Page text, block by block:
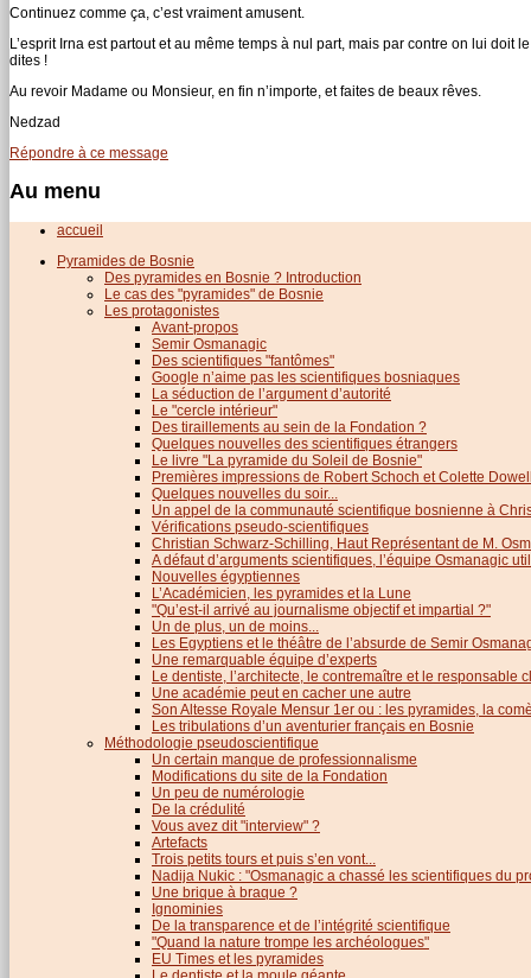
Continuez comme ça, c’est vraiment amusent.
L’esprit Irna est partout et au même temps à nul part, mais par contre on lui
dites !
Au revoir Madame ou Monsieur, en fin n’importe, et faites de beaux rêves.
Nedzad
Répondre à ce message
Au menu
accueil
Pyramides de Bosnie
Des pyramides en Bosnie ? Introduction
Le cas des "pyramides" de Bosnie
Les protagonistes
Avant-propos
Semir Osmanagic
Des scientifiques "fantômes"
Google n’aime pas les scientifiques bosniaques
La séduction de l’argument d’autorité
Le "cercle intérieur"
Des tiraillements au sein de la Fondation ?
Quelques nouvelles des scientifiques étrangers
Le livre "La pyramide du Soleil de Bosnie"
Premières impressions de Robert Schoch et Colette
Quelques nouvelles du soir...
Un appel de la communauté scientifique bosnienne à
Vérifications pseudo-scientifiques
Christian Schwarz-Schilling, Haut Représentant de M.
A défaut d’arguments scientifiques, l’équipe Osmanagic
Nouvelles égyptiennes
L’Académicien, les pyramides et la Lune
"Qu’est-il arrivé au journalisme objectif et impartial ?"
Un de plus, un de moins...
Les Egyptiens et le théâtre de l’absurde de Semir
Une remarquable équipe d’experts
Le dentiste, l’architecte, le contremaître et le responsable
Une académie peut en cacher une autre
Son Altesse Royale Mensur 1er ou : les pyramides, la
Les tribulations d’un aventurier français en Bosnie
Méthodologie pseudoscientifique
Un certain manque de professionnalisme
Modifications du site de la Fondation
Un peu de numérologie
De la crédulité
Vous avez dit "interview" ?
Artefacts
Trois petits tours et puis s’en vont...
Nadija Nukic : "Osmanagic a chassé les scientifiques du
Une brique à braque ?
Ignominies
De la transparence et de l’intégrité scientifique
"Quand la nature trompe les archéologues"
EU Times et les pyramides